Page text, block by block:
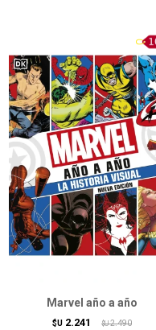
Marvel año a año
$U 2.241 $U 2.490